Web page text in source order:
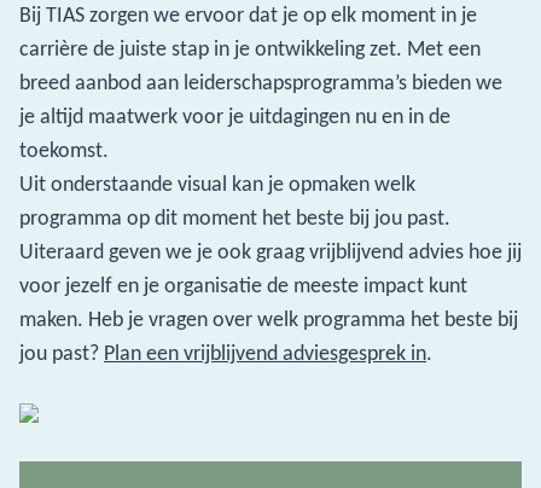
Bij TIAS zorgen we ervoor dat je op elk moment in je
carrière de juiste stap in je ontwikkeling zet. Met een
breed aanbod aan leiderschapsprogramma’s bieden we
je altijd maatwerk voor je uitdagingen nu en in de
toekomst.
Uit onderstaande visual kan je opmaken welk
programma op dit moment het beste bij jou past.
Uiteraard geven we je ook graag vrijblijvend advies hoe jij
voor jezelf en je organisatie de meeste impact kunt
maken. Heb je vragen over welk programma het beste bij
jou past? Plan een vrijblijvend adviesgesprek in.